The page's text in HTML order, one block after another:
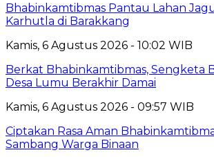
Bhabinkamtibmas Pantau Lahan
Karhutla di Barakkang
Kamis, 6 Agustus 2026 - 10:02 WIB
Berkat Bhabinkamtibmas, Sengketa
Desa Lumu Berakhir Damai
Kamis, 6 Agustus 2026 - 09:57 WIB
Ciptakan Rasa Aman
Sambang Warga Binaan